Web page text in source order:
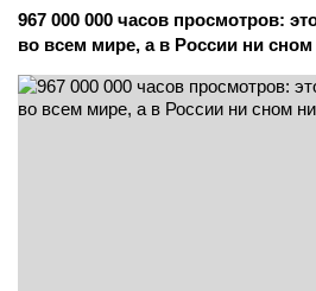
967 000 000 часов просмотров:
во всем мире, а в России ни